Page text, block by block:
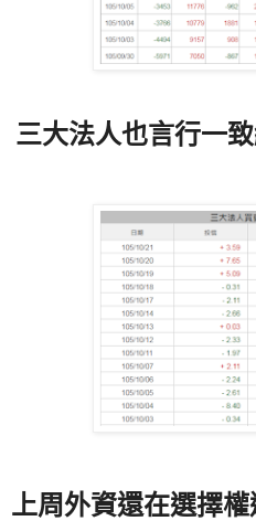
三大法人也言行一
上周外資還在選擇